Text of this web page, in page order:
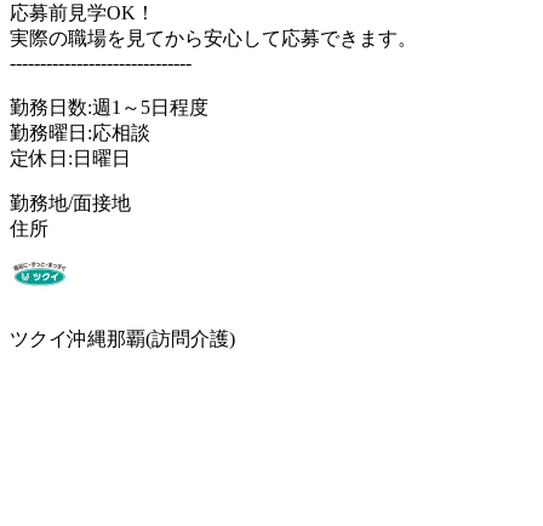
応募前見学OK！
実際の職場を見てから安心して応募できます。
------------------------------
勤務日数:週1～5日程度
勤務曜日:応相談
定休日:日曜日
勤務地/面接地
住所
ツクイ沖縄那覇(訪問介護)